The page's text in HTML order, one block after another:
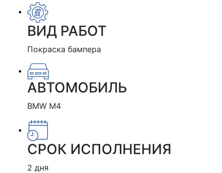
ВИД РАБОТ
Покраска бампера
АВТОМОБИЛЬ
BMW M4
СРОК ИСПОЛНЕНИЯ
2 дня